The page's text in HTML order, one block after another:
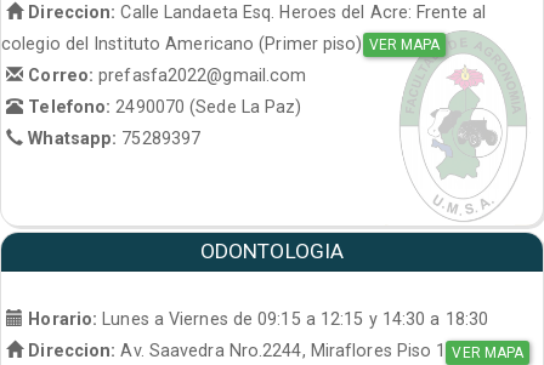
Direccion: Calle Landaeta Esq. Heroes del Acre: Frente al
colegio del Instituto Americano (Primer piso) VER MAPA
Correo:prefasfa2022@gmail.com
Telefono: 2490070 (Sede La Paz)
Whatsapp: 75289397
ODONTOLOGIA
Horario: Lunes a Viernes de 09:15 a 12:15 y 14:30 a 18:30
Direccion: Av. Saavedra Nro.2244, Miraflores Piso 1 VER MAPA